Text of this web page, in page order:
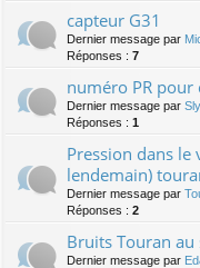
capteur G31
Dernier message par
Réponses : 7
numéro PR pour
Dernier message par
Réponses : 1
Pression dans le
lendemain)
Dernier message par
Réponses : 2
Bruits Touran
Dernier message par